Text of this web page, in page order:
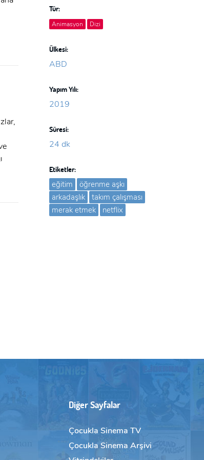
Tür:
Animasyon Dizi
Ülkesi:
ABD
Yapım Yılı:
2019
Süresi:
24 dk
Etiketler:
eğitim
öğrenme aşkı
arkadaşlık
takım çalışması
merak etmek
netflix
Diğer Sayfalar
Çocukla Sinema TV
Çocukla Sinema Arşivi